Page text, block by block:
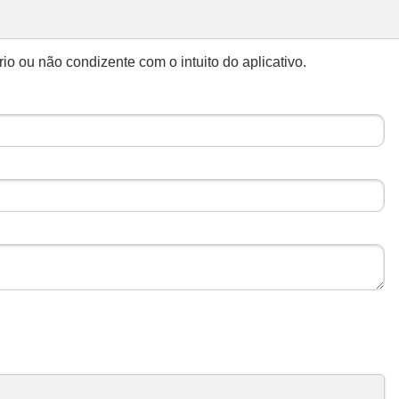
ou não condizente com o intuito do aplicativo.